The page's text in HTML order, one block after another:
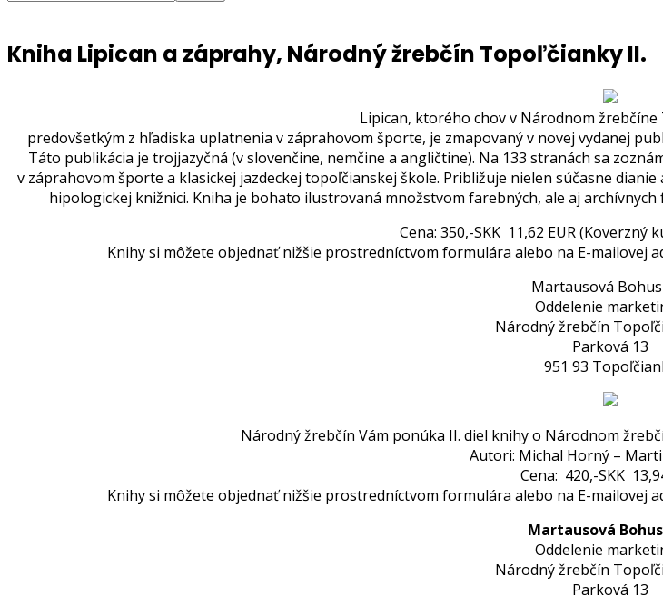
Kniha Lipican a záprahy, Národný žrebčín Topoľčianky II.
Lipican, ktorého chov v Národnom
predovšetkým z hľadiska uplatnenia v záprahovom športe, je zmapovaný v novej vydanej
Táto publikácia je trojjazyčná (v slovenčine, nemčine a angličtine). Na 133 stranách sa
v záprahovom športe a klasickej jazdeckej topoľčianskej škole. Približuje nielen súčasne
hipologickej knižnici. Kniha je bohato ilustrovaná množstvom farebných, ale aj
Cena: 350,-SKK 11,62 EUR (Koverzný
Knihy si môžete objednať nižšie prostredníctvom formulára alebo na E-mailovej
Martausová
Oddelenie
Národný žrebčín
Parková 13
951 93
Národný žrebčín Vám ponúka II. diel knihy o Národnom
Autori: Michal Horný –
Cena: 420,-SKK
Knihy si môžete objednať nižšie prostredníctvom formulára alebo na E-mailovej
Martausová
Oddelenie
Národný žrebčín
Parková 13